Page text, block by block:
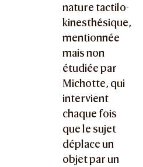
nature tactilo-
kinesthésique,
mentionnée
mais non
étudiée par
Michotte, qui
intervient
chaque fois
que le sujet
déplace un
objet par un